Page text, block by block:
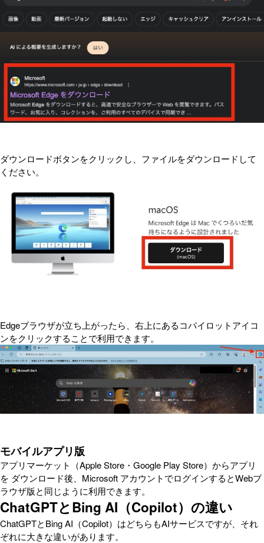
ダウンロードボタンをクリックし、ファイルをダウンロードして
ください。
Edgeブラウザが立ち上がったら、右上にあるコパイロットアイコ
ンをクリックすることで利用できます。
モバイルアプリ版
アプリマーケット（Apple Store・Google Play Store）からアプリ
を ダウンロード後、Microsoft アカウントでログインするとWebブ
ラウザ版と同じように利用できます。
ChatGPTとBing AI（Copilot）の違い
ChatGPTとBing AI（Copilot）はどちらもAIサービスですが、それ
ぞれに大きな違いがあります。